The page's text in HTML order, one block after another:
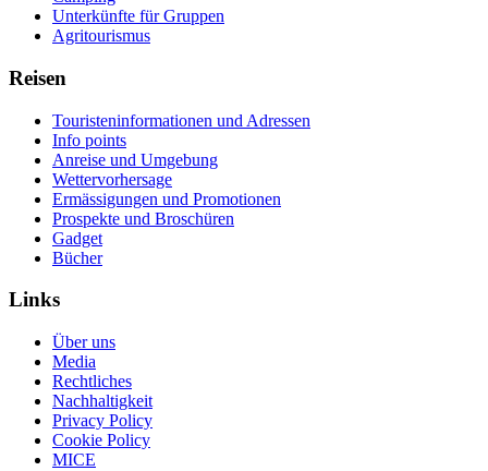
Unterkünfte für Gruppen
Agritourismus
Reisen
Touristeninformationen und Adressen
Info points
Anreise und Umgebung
Wettervorhersage
Ermässigungen und Promotionen
Prospekte und Broschüren
Gadget
Bücher
Links
Über uns
Media
Rechtliches
Nachhaltigkeit
Privacy Policy
Cookie Policy
MICE